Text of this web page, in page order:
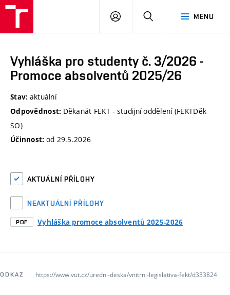
MENU
PŘIHLÁSIT
Vyhláška pro studenty č. 3/2026 -
Promoce absolventů 2025/26
Stav: aktuální
Odpovědnost: Děkanát FEKT - studijní oddělení (FEKTDěk
SO)
Účinnost: od 29.5.2026
AKTUÁLNÍ PŘÍLOHY
NEAKTUÁLNÍ PŘÍLOHY
PDF Vyhláška promoce absolventů 2025-2026
ODKAZ https://www.vut.cz/uredni-deska/vnitrni-legislativa-fekt/d333824